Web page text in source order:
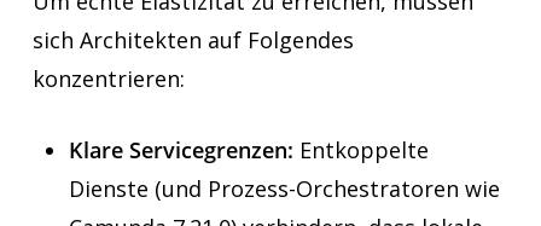
sich Architekten auf Folgendes
konzentrieren:
Klare Servicegrenzen: Entkoppelte
Dienste (und Prozess-Orchestratoren wie